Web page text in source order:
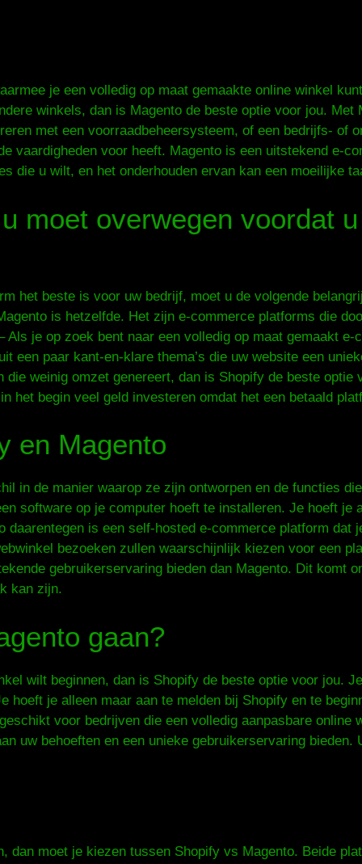
je een volledig op maat gemaakte online winkel
winkels, dan is Magento de beste optie voor jou. Met
met een voorraadbeheersysteem, of een bedrijfs- of
vaardigheden voor heeft. Magento is een uitstekend e-
die u wilt, en het onderhouden ervan kan een moeilijke
moet overwegen voordat
het beste is voor uw bedrijf, moet u de volgende
is hetzelfde. Het zijn e-commerce platforms die
je op zoek bent naar een volledig op maat gemaakt
een paar kant-en-klare thema’s die uw website een
weinig omzet genereert, dan is Shopify de beste optie
het begin veel geld investeren omdat het een betaald
en Magento
in de manier waarop ze zijn ontworpen en de functies
software op je computer hoeft te installeren. Je hoeft je
daarentegen is een self-hosted e-commerce platform dat
bezoeken zullen waarschijnlijk kiezen voor een
gebruikerservaring bieden dan Magento. Dit komt
kan zijn.
gaan?
wilt beginnen, dan is Shopify de beste optie voor jou.
hoeft je alleen maar aan te melden bij Shopify en te
voor bedrijven die een volledig aanpasbare online
uw behoeften en een unieke gebruikerservaring bieden.
dan moet je kiezen tussen Shopify vs Magento. Beide